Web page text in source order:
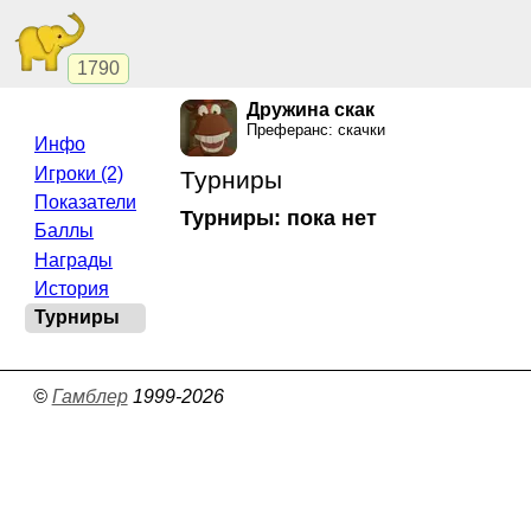
1790
Дружина скак
Преферанс: скачки
Турниры
Турниры: пока нет
Инфо
Игроки (2)
Показатели
Баллы
Награды
История
Турниры
© Гамблер1999-2026